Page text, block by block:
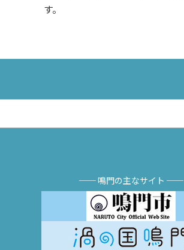
す。
── 鳴門の主なサイト ──